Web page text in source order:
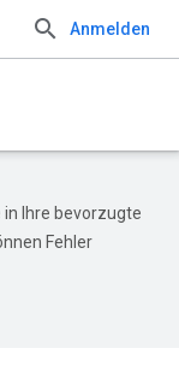
Anmelden
in Ihre bevorzugte
Fehler